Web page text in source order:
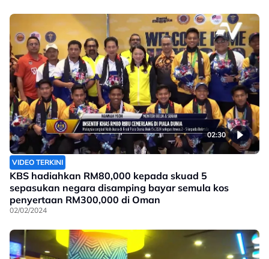
02:30
VIDEO TERKINI
KBS hadiahkan RM80,000 kepada skuad 5
sepasukan negara disamping bayar semula kos
penyertaan RM300,000 di Oman
02/02/2024